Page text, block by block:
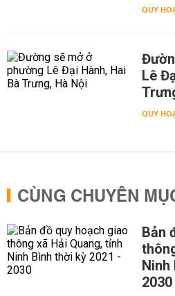
QUY
Lê
QUY
CÙNG CHUYÊN
Bản
Ninh
2030